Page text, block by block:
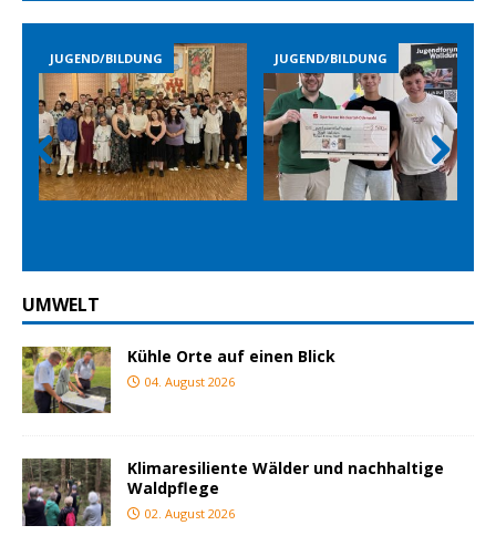
JUGEND/BILDUNG JUGEND/BILDUNG
Prev
ious
Nex
t
UMWELT
Kühle Orte auf einen Blick
04. August 2026
Klimaresiliente Wälder und nachhaltige
Waldpflege
02. August 2026